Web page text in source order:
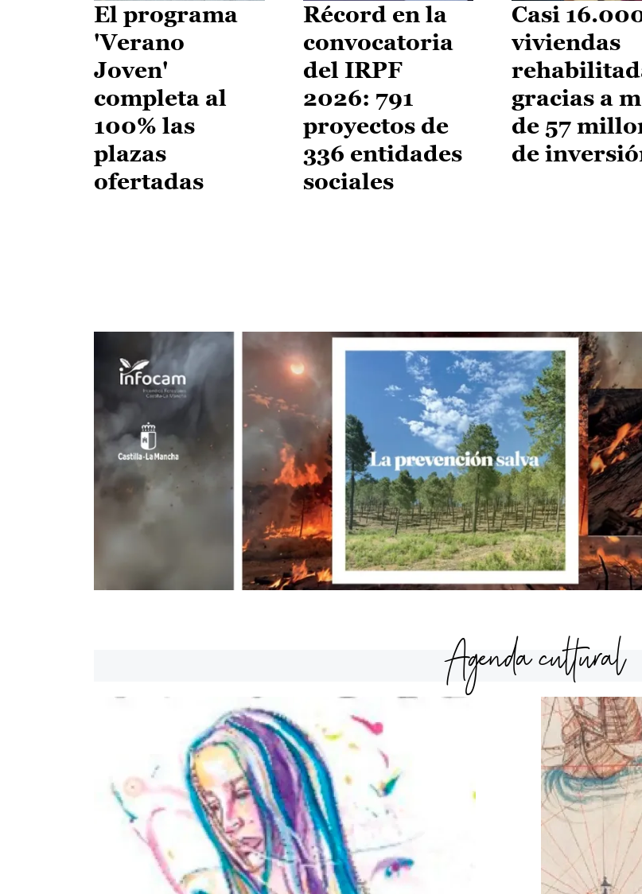
El programa
'Verano
Joven'
completa al
100% las
plazas
ofertadas
Récord en la
convocatoria
del IRPF
2026: 791
proyectos de
336 entidades
sociales
Casi
viviendas
gracias a
de 57
de
Agenda cultural